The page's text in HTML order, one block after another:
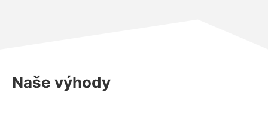
Naše výhody